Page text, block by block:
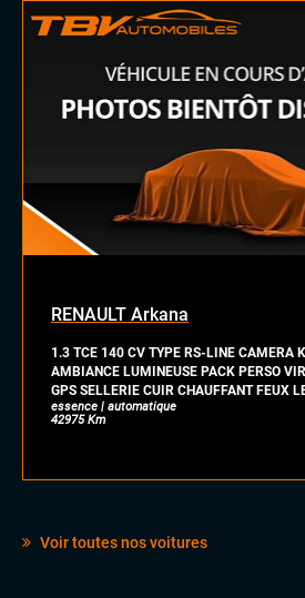
Prises auxiliaires
Système Hi-fi HARMAN/KARDON
Système Start and Stop
Téléphone Bluetooth
Anti-brouillards
Feux de jour à LED
Jantes alu
Rétroviseurs dégivrants
Accoudoir central
Pack Carbone
Palettes au volant
Vitres électriques
RENAULT Arkana
1.3 TCE 140 CV TYPE RS-LINE CAMERA
AMBIANCE LUMINEUSE PACK PERSO
GPS SELLERIE CUIR CHAUFFANT FEUX
essence | automatique
42975 Km
Voir toutes nos voitures